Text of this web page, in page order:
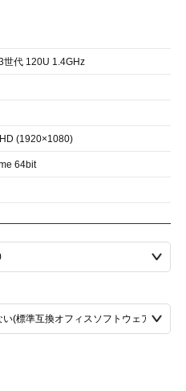
世代 120U 1.4GHz
(1920×1080)
64bit